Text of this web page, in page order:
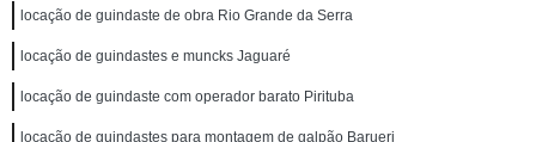
locação de guindaste de obra Rio Grande da Serra
locação de guindastes e muncks Jaguaré
locação de guindaste com operador barato Pirituba
locação de guindastes para montagem de galpão Barueri